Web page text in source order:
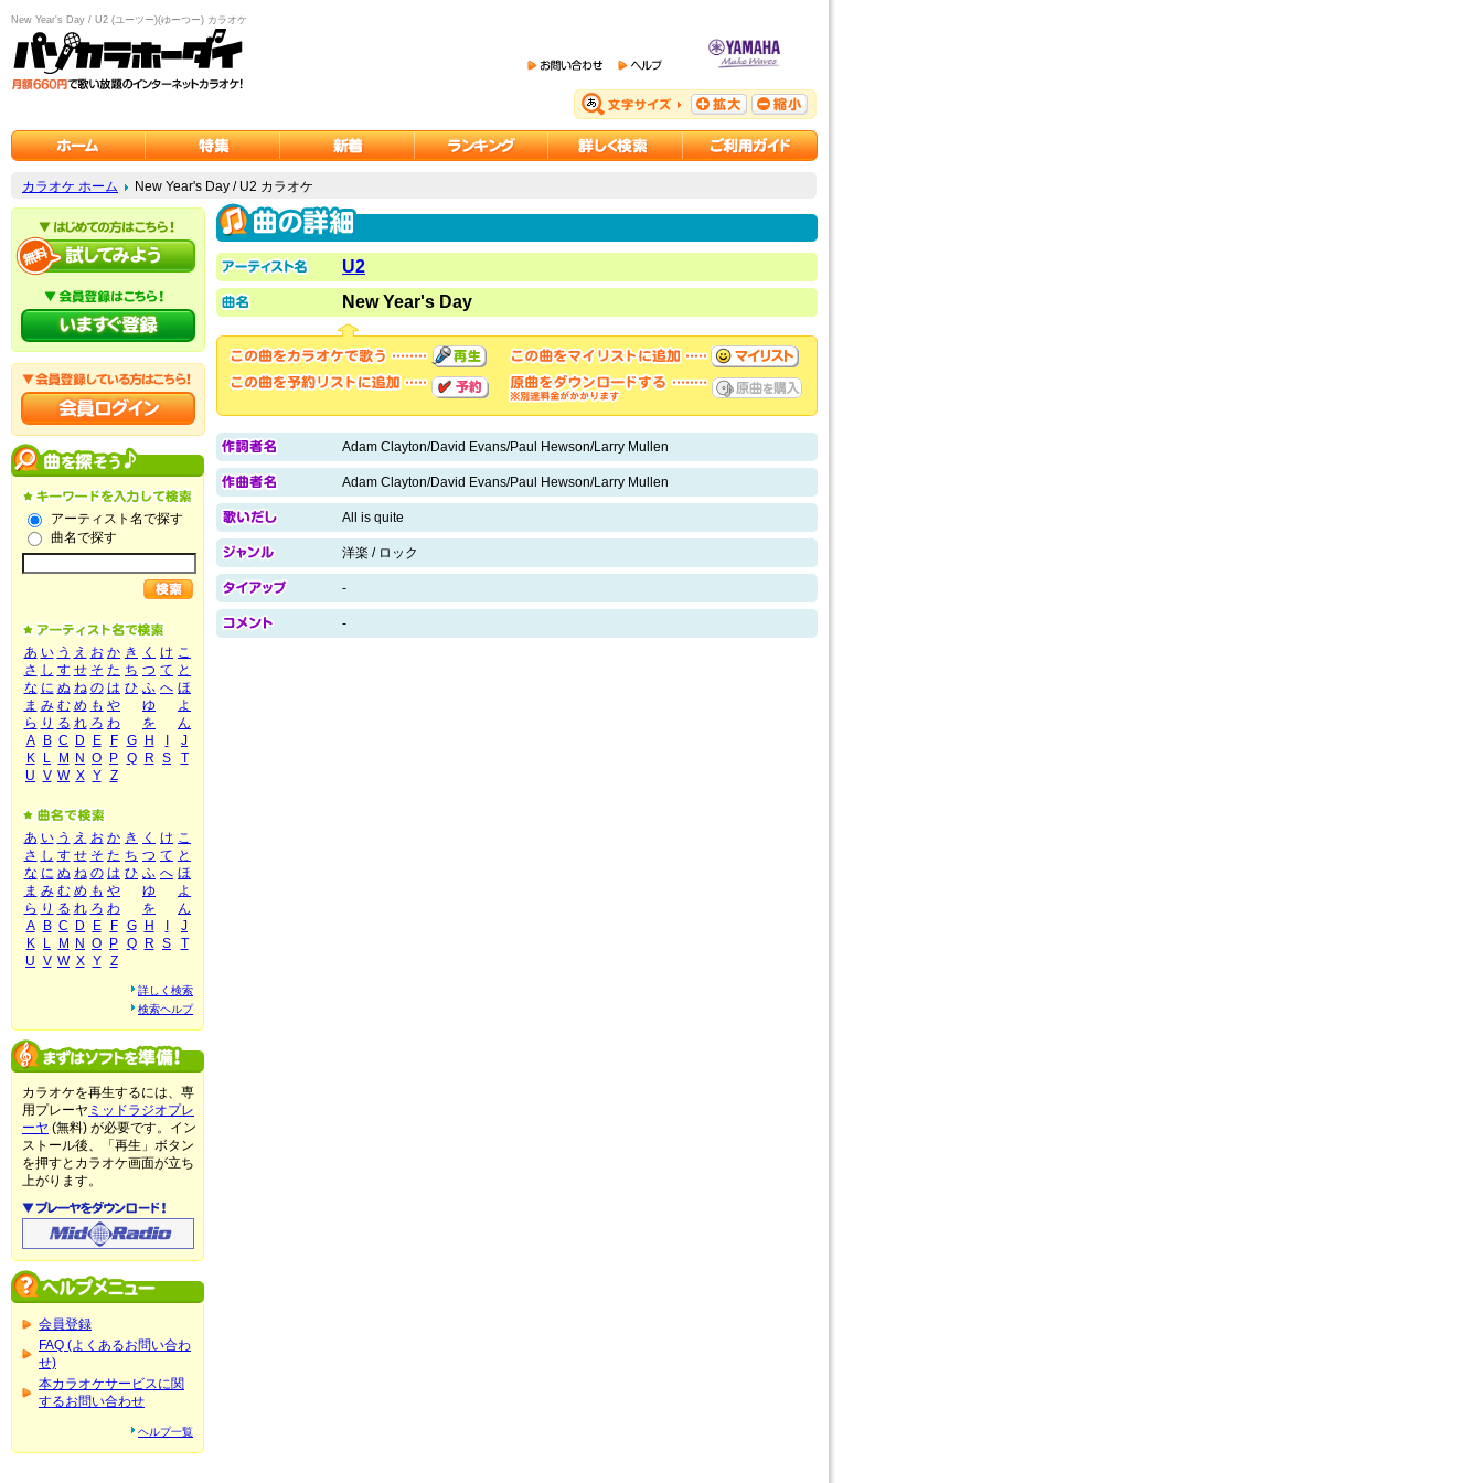
New Year's Day / U2 (ユーツー)(ゆーつー) カラオケ
カラオケ ホーム New Year's Day / U2 カラオケ
アーティスト名で探す
曲名で探す
あ い う え お か き く け こ
さ し す せ そ た ち つ て と
な に ぬ ね の は ひ ふ へ ほ
ま み む め も や ゆ
よ
ら り る れ ろ わ を
ん
A
B C D E F G H
J
K
L M N O P Q R S
T
U V W X Y Z
あ い う え お か き く け こ
さ し す せ そ た ち つ て と
な に ぬ ね の は ひ ふ へ ほ
ま み む め も や ゆ
よ
ら り る れ ろ わ を
ん
A
B C D E F G H
J
K
L M N O P Q R S
T
U V W X Y Z
詳しく検索
検索ヘルプ
カラオケを再生するには、専
用プレーヤ ミッドラジオプレ
ーヤ (無料) が必要です。イン
ストール後、「再生」ボタン
を押すとカラオケ画面が立ち
上がります。
会員登録
FAQ (よくあるお問い合わ
せ)
本カラオケサービスに関
するお問い合わせ
ヘルプ一覧
U2
New Year's Day
Adam Clayton/David Evans/Paul Hewson/Larry Mullen
Adam Clayton/David Evans/Paul Hewson/Larry Mullen
All is quite
洋楽 / ロック
-
-